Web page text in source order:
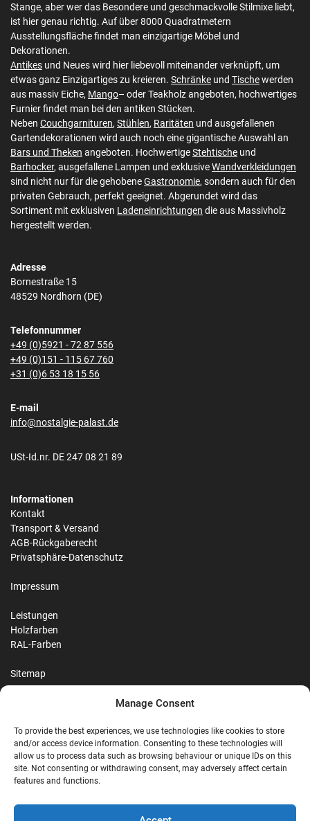
Manage Consent
To provide the best experiences, we use technologies like cookies to store
and/or access device information. Consenting to these technologies will
allow us to process data such as browsing behaviour or unique IDs on this
site. Not consenting or withdrawing consent, may adversely affect certain
features and functions.
Stange, aber wer das Besondere und geschmackvolle Stilmixe liebt,
ist hier genau richtig. Auf über 8000 Quadratmetern
Ausstellungsfläche findet man einzigartige Möbel und
Dekorationen.
Antikes und Neues wird hier liebevoll miteinander verknüpft, um
etwas ganz Einzigartiges zu kreieren. Schränke und Tischewerden
aus massiv Eiche, Mango– oder Teakholz angeboten, hochwertiges
Furnier findet man bei den antiken Stücken.
Neben Couchgarnituren, Stühlen, Raritäten und ausgefallenen
Gartendekorationen wird auch noch eine gigantische Auswahl an
Bars und Theken angeboten. HochwertigeStehtische und
Barhocker, ausgefallene Lampen und exklusiveWandverkleidungen
sind nicht nur für die gehobeneGastronomie, sondern auch für den
privaten Gebrauch, perfekt geeignet. Abgerundet wird das
Sortiment mit exklusiven Ladeneinrichtungen die aus Massivholz
hergestellt werden.
Adresse
Bornestraße 15
48529 Nordhorn (DE)
Telefonnummer
+49 (0)5921 - 72 87 556
+49 (0)151 - 115 67 760
+31 (0)6 53 18 15 56
E-mail
info@nostalgie-palast.de
USt-Id.nr. DE 247 08 21 89
Informationen
Kontakt
Transport & Versand
AGB-Rückgaberecht
Privatsphäre-Datenschutz
Impressum
Leistungen
Holzfarben
RAL-Farben
Sitemap
G Google Reviews